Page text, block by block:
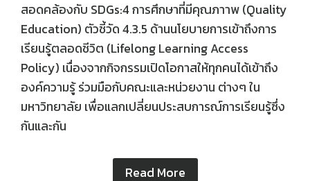
สอดคล้องกับ SDGs:4 การศึกษาที่มีคุณภาาพ (Quality
Education) ตัวชี้วัด 4.3.5 ด้านนโยบายการเข้าถึงการ
เรียนรู้ตลอดชีวิต (Lifelong Learning Access
Policy) เนื่องจากกิจกรรมเปิดโอกาสให้ทุกคนได้เข้าถึง
องค์ความรู้ ร่วมมือกับคณะและหน่วยงาน ต่างๆ ใน
มหาวิทยาลัย เพื่อแลกเปลี่ยนประสบการณ์การเรียนรู้ซึ่ง
กันและกัน
Read More